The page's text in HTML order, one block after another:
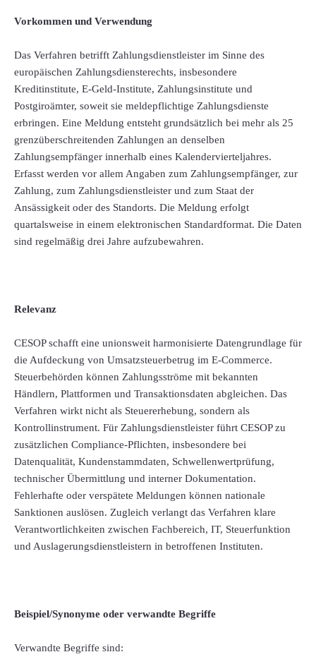
Vorkommen und Verwendung
Das Verfahren betrifft Zahlungsdienstleister im Sinne des
europäischen Zahlungsdiensterechts, insbesondere
Kreditinstitute, E-Geld-Institute, Zahlungsinstitute und
Postgiroämter, soweit sie meldepflichtige Zahlungsdienste
erbringen. Eine Meldung entsteht grundsätzlich bei mehr als 25
grenzüberschreitenden Zahlungen an denselben
Zahlungsempfänger innerhalb eines Kalendervierteljahres.
Erfasst werden vor allem Angaben zum Zahlungsempfänger, zur
Zahlung, zum Zahlungsdienstleister und zum Staat der
Ansässigkeit oder des Standorts. Die Meldung erfolgt
quartalsweise in einem elektronischen Standardformat. Die Daten
sind regelmäßig drei Jahre aufzubewahren.
Relevanz
CESOP schafft eine unionsweit harmonisierte Datengrundlage für
die Aufdeckung von Umsatzsteuerbetrug im E-Commerce.
Steuerbehörden können Zahlungsströme mit bekannten
Händlern, Plattformen und Transaktionsdaten abgleichen. Das
Verfahren wirkt nicht als Steuererhebung, sondern als
Kontrollinstrument. Für Zahlungsdienstleister führt CESOP zu
zusätzlichen Compliance-Pflichten, insbesondere bei
Datenqualität, Kundenstammdaten, Schwellenwertprüfung,
technischer Übermittlung und interner Dokumentation.
Fehlerhafte oder verspätete Meldungen können nationale
Sanktionen auslösen. Zugleich verlangt das Verfahren klare
Verantwortlichkeiten zwischen Fachbereich, IT, Steuerfunktion
und Auslagerungsdienstleistern in betroffenen Instituten.
Beispiel/Synonyme oder verwandte Begriffe
Verwandte Begriffe sind: